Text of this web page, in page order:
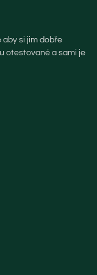
si jim dobře
otestované a sami je